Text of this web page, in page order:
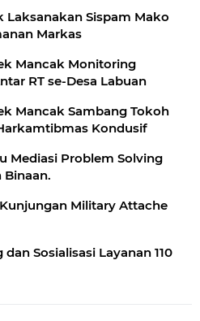
Laksanakan Sispam Mako
Markas
Mancak Monitoring
RT se-Desa Labuan
Mancak Sambang Tokoh
Kondusif
Mediasi Problem Solving
Attache
Sosialisasi Layanan 110